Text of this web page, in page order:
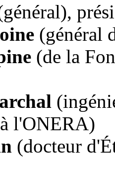
(général
(de la
l'ONERA)
(docteur